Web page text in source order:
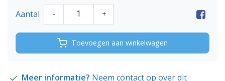
Aantal - +
Toevoegen aan winkelwagen
Meer informatie? Neem contact op over dit